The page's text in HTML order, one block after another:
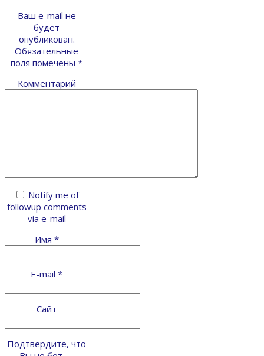
Ваш e-mail не
будет
опубликован.
Обязательные
поля помечены *
Комментарий
Notify me of
followup comments
via e-mail
Имя *
E-mail *
Сайт
Подтвердите, что